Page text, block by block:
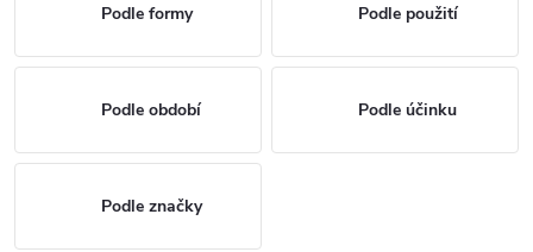
Podle formy Podle použití
Podle období Podle účinku
Podle značky